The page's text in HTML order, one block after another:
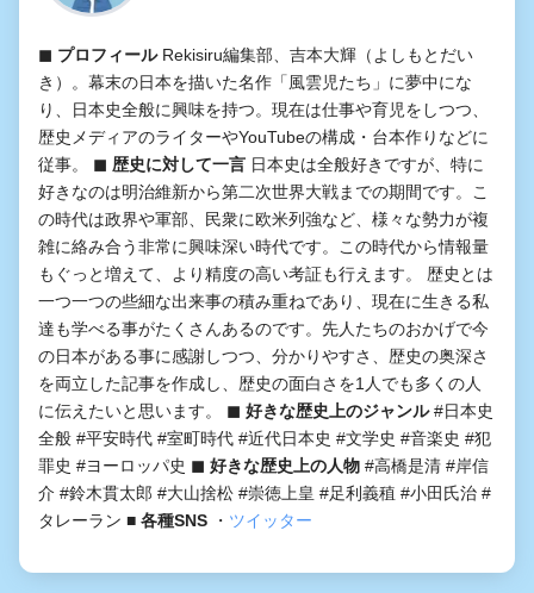
◼︎ プロフィールRekisiru編集部、吉本大輝（よしもとだい
き）。幕末の日本を描いた名作「風雲児たち」に夢中にな
り、日本史全般に興味を持つ。現在は仕事や育児をしつつ、
歴史メディアのライターやYouTubeの構成・台本作りなどに
従事。 ◼︎ 歴史に対して一言 日本史は全般好きですが、特に
好きなのは明治維新から第二次世界大戦までの期間です。こ
の時代は政界や軍部、民衆に欧米列強など、様々な勢力が複
雑に絡み合う非常に興味深い時代です。この時代から情報量
もぐっと増えて、より精度の高い考証も行えます。 歴史とは
一つ一つの些細な出来事の積み重ねであり、現在に生きる私
達も学べる事がたくさんあるのです。先人たちのおかげで今
の日本がある事に感謝しつつ、分かりやすさ、歴史の奥深さ
を両立した記事を作成し、歴史の面白さを1人でも多くの人
に伝えたいと思います。 ◼︎ 好きな歴史上のジャンル#日本史
全般 #平安時代 #室町時代 #近代日本史 #文学史 #音楽史 #犯
罪史 #ヨーロッパ史 ◼︎ 好きな歴史上の人物 #高橋是清 #岸信
介 #鈴木貫太郎 #大山捨松 #崇徳上皇 #足利義稙 #小田氏治 #
タレーラン ■ 各種SNS ・ ツイッター